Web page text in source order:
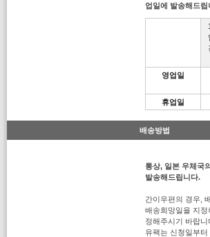
업일에 발송해드립
영업일
휴업일
배송방법
통상, 일본 우체국
발송해드립니다.
간이우편의 경우,
배송희망일을 지
정해주시기 바랍니
유팩는 신청일부